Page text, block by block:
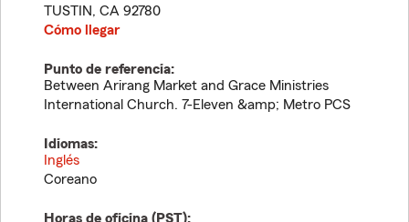
TUSTIN, CA 92780
Cómo llegar
Punto de referencia:
Between Arirang Market and Grace Ministries
International Church. 7-Eleven &amp; Metro PCS
Idiomas:
Inglés
Coreano
Horas de oficina (PST):